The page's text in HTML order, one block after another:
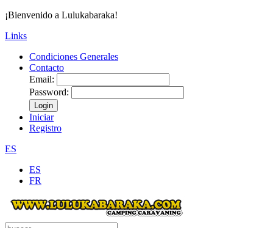
¡Bienvenido a Lulukabaraka!
Links
Condiciones Generales
Contacto
Email:
Password:
Login
Iniciar
Registro
ES
ES
FR